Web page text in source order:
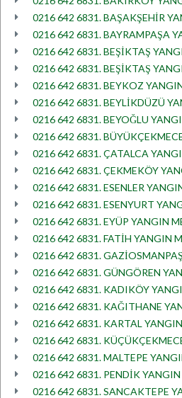
0216 642 6831. BAŞAKŞEHİR
0216 642 6831. BAYRAMPAŞA
0216 642 6831. BEŞİKTAŞ
0216 642 6831. BEŞİKTAŞ
0216 642 6831. BEYKOZ
0216 642 6831. BEYLİKDÜZÜ
0216 642 6831. BEYOĞLU
0216 642 6831.
0216 642 6831. ÇATALCA
0216 642 6831. ÇEKMEKÖY
0216 642 6831. ESENLER
0216 642 6831. ESENYURT
0216 642 6831. EYÜP YANGIN
0216 642 6831. FATİH YANGIN
0216 642 6831.
0216 642 6831. GÜNGÖREN
0216 642 6831. KADIKÖY
0216 642 6831. KAĞITHANE
0216 642 6831. KARTAL
0216 642 6831.
0216 642 6831. MALTEPE
0216 642 6831. PENDİK
0216 642 6831. SANCAKTEPE